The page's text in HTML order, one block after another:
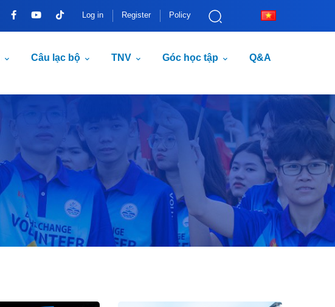
Log in Register Policy
Câu lạc bộ TNV Góc học tập Q&A